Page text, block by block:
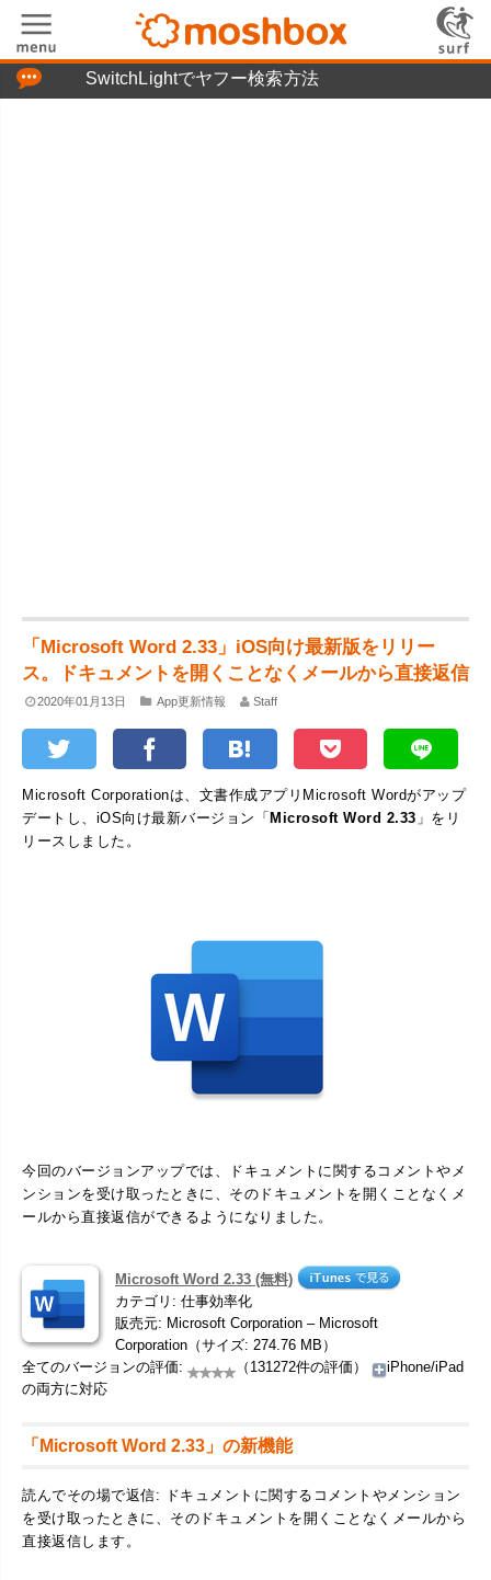
SwitchLightでヤフー検索方法
「Microsoft Word 2.33」iOS向け最新版をリリー
ス。ドキュメントを開くことなくメールから直接返信
2020年01月13日 App更新情報 Staff
Microsoft Corporationは、文書作成アプリMicrosoft Wordがアップ
デートし、iOS向け最新バージョン「Microsoft Word 2.33 」をリ
リースしました。
今回のバージョンアップでは、ドキュメントに関するコメントやメ
ンションを受け取ったときに、そのドキュメントを開くことなくメ
ールから直接返信ができるようになりました。
Microsoft Word 2.33 (無料)
カテゴリ: 仕事効率化
販売元: Microsoft Corporation – Microsoft
Corporation（サイズ: 274.76 MB）
全てのバージョンの評価:
（131272件の評価）
iPhone/iPad
の両方に対応
「Microsoft Word 2.33」の新機能
読んでその場で返信: ドキュメントに関するコメントやメンション
を受け取ったときに、そのドキュメントを開くことなくメールから
直接返信します。
「つぶやき」の使い方